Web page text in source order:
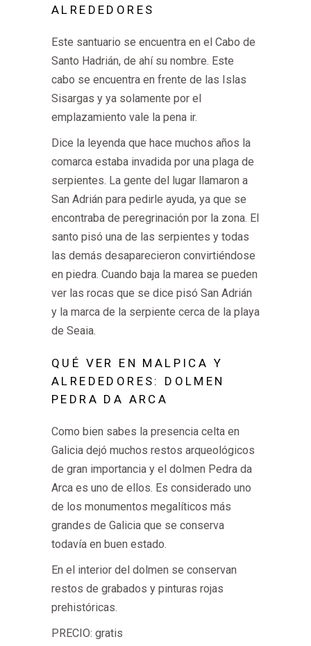
ALREDEDORES
Este santuario se encuentra en el Cabo de
Santo Hadrián, de ahí su nombre. Este
cabo se encuentra en frente de las Islas
Sisargas y ya solamente por el
emplazamiento vale la pena ir.
Dice la leyenda que hace muchos años la
comarca estaba invadida por una plaga de
serpientes. La gente del lugar llamaron a
San Adrián para pedirle ayuda, ya que se
encontraba de peregrinación por la zona. El
santo pisó una de las serpientes y todas
las demás desaparecieron convirtiéndose
en piedra. Cuando baja la marea se pueden
ver las rocas que se dice pisó San Adrián
y la marca de la serpiente cerca de la playa
de Seaia.
QUÉ VER EN MALPICA Y
ALREDEDORES: DOLMEN
PEDRA DA ARCA
Como bien sabes la presencia celta en
Galicia dejó muchos restos arqueológicos
de gran importancia y el dolmen Pedra da
Arca es uno de ellos. Es considerado uno
de los monumentos megalíticos más
grandes de Galicia que se conserva
todavía en buen estado.
En el interior del dolmen se conservan
restos de grabados y pinturas rojas
prehistóricas.
PRECIO: gratis